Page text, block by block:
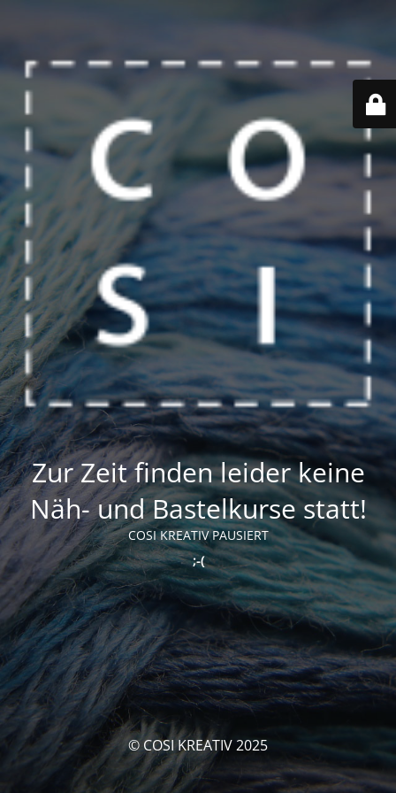
Zur Zeit finden leider keine
Näh- und Bastelkurse statt!
COSI KREATIV PAUSIERT
;-(
© COSI KREATIV 2025